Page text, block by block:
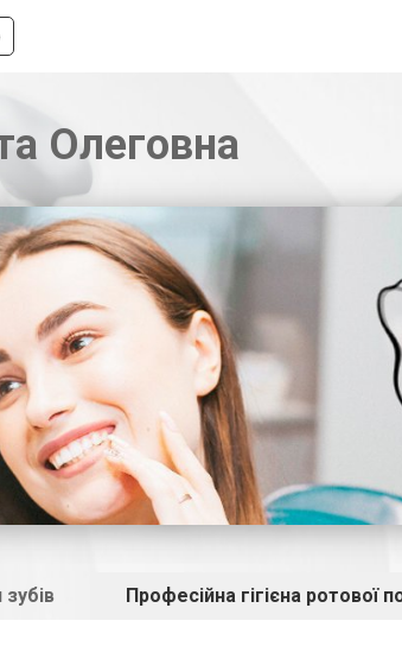
Олеговна
Професійна гігієна ротової